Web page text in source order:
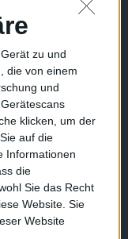
zu und
die von einem
und
klicken, um der
auf die
Informationen
die
Sie das Recht
Website. Sie
Website